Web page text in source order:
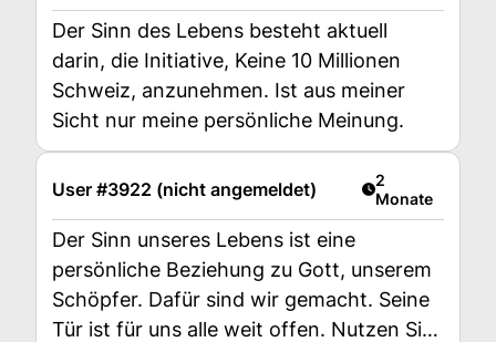
Der Sinn des Lebens besteht aktuell
darin, die Initiative, Keine 10 Millionen
Schweiz, anzunehmen. Ist aus meiner
Sicht nur meine persönliche Meinung.
User #3922 (nicht angemeldet) Artikel
2
Monate
Der Sinn unseres Lebens ist eine
persönliche Beziehung zu Gott, unserem
Schöpfer. Dafür sind wir gemacht. Seine
Tür ist für uns alle weit offen. Nutzen Sie